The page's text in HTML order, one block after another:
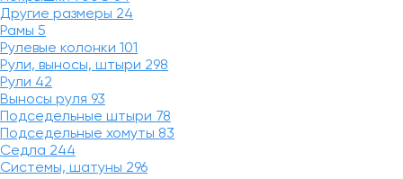
Другие размеры 24
Рамы 5
Рулевые колонки 101
Рули, выносы, штыри 298
Рули 42
Выносы руля 93
Подседельные штыри 78
Подседельные хомуты 83
Седла 244
Системы, шатуны 296